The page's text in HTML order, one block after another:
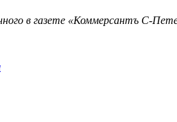
в газете «Коммерсантъ С-